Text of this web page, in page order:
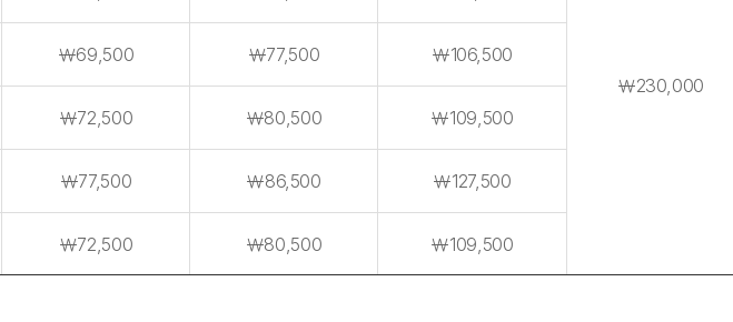
￦230,000
￦69,500 ￦77,500 ￦106,500
￦72,500 ￦80,500 ￦109,500
￦77,500 ￦86,500 ￦127,500
￦72,500 ￦80,500 ￦109,500